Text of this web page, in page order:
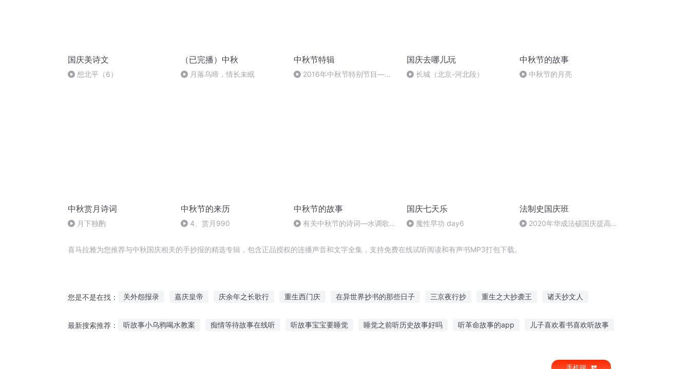
国庆美诗文
想北平（6）
（已完播）中秋
月落乌啼，情长未眠
中秋节特辑
2016年中秋节特别节目—夏
国庆去哪儿玩
长城（北京-河北段）
中秋节的故事
中秋节的月亮
中秋赏月诗词
月下独酌
中秋节的来历
4、赏月990
中秋节的故事
有关中秋节的诗词―水调歌
国庆七天乐
魔性早功 day6
法制史国庆班
2020年华成法硕国庆提高班
喜马拉雅为您推荐与中秋国庆相关的手抄报的精选专辑，包含正品授权的连播声音和文字全集，支持免费在线试听阅读和有声书MP3打包下载。
您是不是在找： 关外怨报录 嘉庆皇帝 庆余年之长歌行 重生西门庆 在异世界抄书的那些日子 三京夜行抄 重生之大抄袭王 诸天抄文人
最新搜索推荐： 听故事小乌鸦喝水教案 痴情等待故事在线听 听故事宝宝要睡觉 睡觉之前听历史故事好吗 听革命故事的app 儿子喜欢看书喜欢听故事